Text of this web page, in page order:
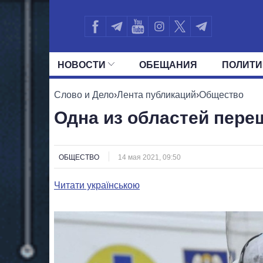
НОВОСТИ ОБЕЩАНИЯ
ВСЕ ПОЛИТИКИ ПРЕЗИДЕНТ И
Слово и Дело›Лента публикаций›Общество
Одна из областей
ОБЩЕСТВО 14 мая 2021, 09:50
Читати українською